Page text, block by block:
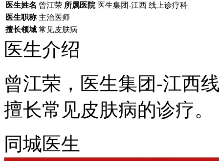
医生姓名 曾江荣 所属医院 医生集团-江西 线上诊疗科
医生职称 主治医师
擅长领域 常见皮肤病
医生介绍
曾江荣，医生集团-江西
擅长常见皮肤病的诊疗。
同城医生